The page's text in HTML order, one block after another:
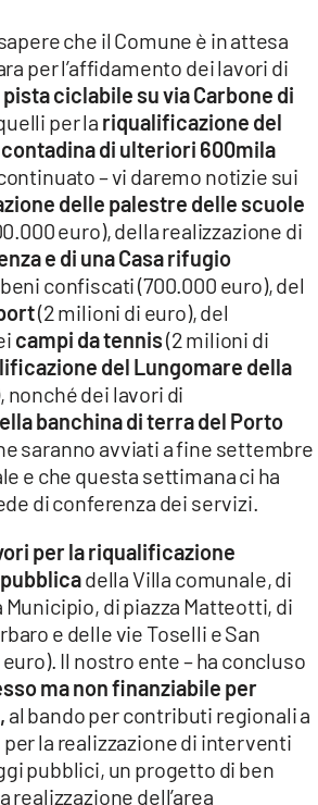
che il Comune è in attesa
per l’affidamento dei lavori di
pista ciclabile su via Carbone di
per la riqualificazione del
di ulteriori 600mila
– vi daremo notizie sui
delle palestre delle scuole
euro), della realizzazione di
e di una Casa rifugio
confiscati (700.000 euro), del
(2 milioni di euro), del
campi da tennis(2 milioni di
del Lungomare della
nonché dei lavori di
banchina di terra del Porto
saranno avviati a fine settembre
e che questa settimana ci ha
di conferenza dei servizi.
per la riqualificazione
della Villa comunale, di
Municipio, di piazza Matteotti, di
e delle vie Toselli e San
Il nostro ente – ha concluso
ma non finanziabile per
al bando per contributi regionali a
la realizzazione di interventi
pubblici, un progetto di ben
realizzazione dell’area